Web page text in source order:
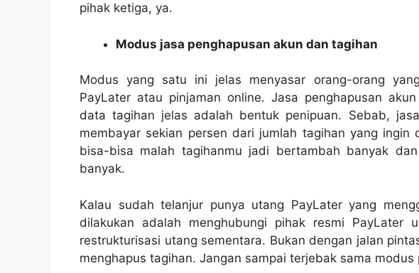
pihak ketiga, ya.
Modus jasa penghapusan akun dan tagihan
Modus yang satu ini jelas menyasar orang-orang
PayLater atau pinjaman online. Jasa penghapusan
data tagihan jelas adalah bentuk penipuan. Sebab,
membayar sekian persen dari jumlah tagihan yang ingin
bisa-bisa malah tagihanmu jadi bertambah banyak
banyak.
Kalau sudah telanjur punya utang PayLater yang
dilakukan adalah menghubungi pihak resmi PayLater
restrukturisasi utang sementara. Bukan dengan jalan
menghapus tagihan. Jangan sampai terjebak sama